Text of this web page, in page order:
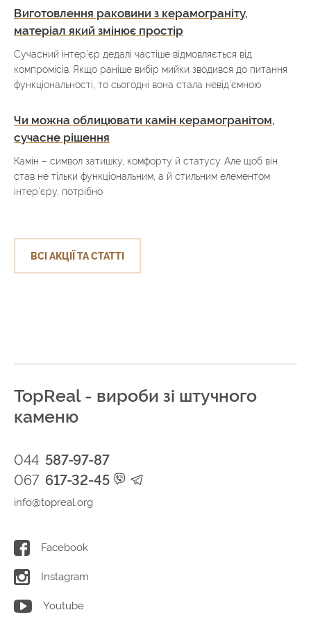
Виготовлення раковини з керамограніту,
матеріал який змінює простір
Сучасний інтер’єр дедалі частіше відмовляється від
компромісів. Якщо раніше вибір мийки зводився до питання
функціональності, то сьогодні вона стала невід’ємною
Чи можна облицювати камін керамогранітом,
сучасне рішення
Камін – символ затишку, комфорту й статусу. Але щоб він
став не тільки функціональним, а й стильним елементом
інтер’єру, потрібно
ВСІ АКЦІЇ ТА СТАТТІ
TopReal - вироби зі штучного
каменю
044 587-97-87
067 617-32-45
info@topreal.org
Facebook
Instagram
Youtube